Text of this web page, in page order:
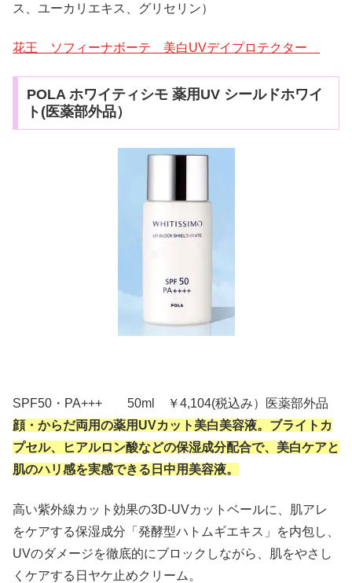
ス、ユーカリエキス、グリセリン）
花王 ソフィーナボーテ 美白UVデイプロテクター
POLA ホワイティシモ 薬用UV シールドホワイ
ト(医薬部外品）
SPF50・PA+++ 50ml ￥4,104(税込み）医薬部外品
顔・からだ両用の薬用UVカット美白美容液。ブライトカ
プセル、ヒアルロン酸などの保湿成分配合で、美白ケアと
肌のハリ感を実感できる日中用美容液。
高い紫外線カット効果の3D-UVカットベールに、肌アレ
をケアする保湿成分「発酵型ハトムギエキス」を内包し、
UVのダメージを徹底的にブロックしながら、肌をやさし
くケアする日ヤケ止めクリーム。